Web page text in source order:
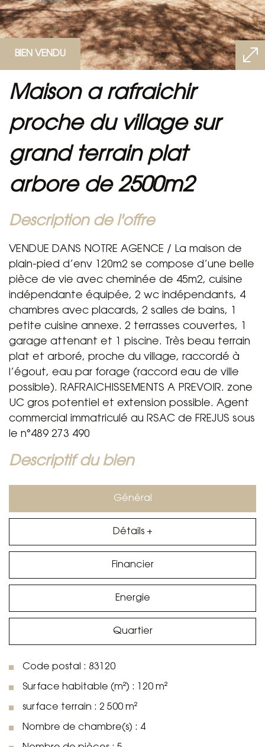
BIEN VENDU
maison a rafraichir
proche du village sur
grand terrain plat
arbore de 2500m2
description de l'offre
VENDUE DANS NOTRE AGENCE / La maison de
plain-pied d’env 120m2 se compose d’une belle
pièce de vie avec cheminée de 45m2, cuisine
indépendante équipée, 2 wc indépendants, 4
chambres avec placards, 2 salles de bains, 1
petite cuisine annexe. 2 terrasses couvertes, 1
garage attenant et 1 piscine. Très beau terrain
plat et arboré, proche du village, raccordé à
l’égout, eau par forage (raccord eau de ville
possible). RAFRAICHISSEMENTS A PREVOIR. zone
UC gros potentiel et extension possible. Agent
commercial immatriculé au RSAC de FREJUS sous
le n°489 273 490
descriptif du bien
Général
Détails +
Financier
Energie
Quartier
Code postal : 83120
Surface habitable (m²) : 120 m²
surface terrain : 2 500 m²
Nombre de chambre(s) : 4